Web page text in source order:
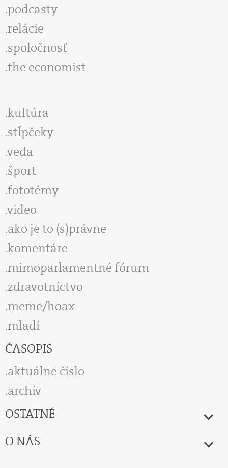
podcasty
relácie
spoločnosť
the economist
kultúra
stĺpčeky
veda
šport
fototémy
video
ako je to (s)právne
komentáre
mimoparlamentné fórum
zdravotníctvo
meme/hoax
mladí
ČASOPIS
aktuálne číslo
archív
OSTATNÉ
O NÁS